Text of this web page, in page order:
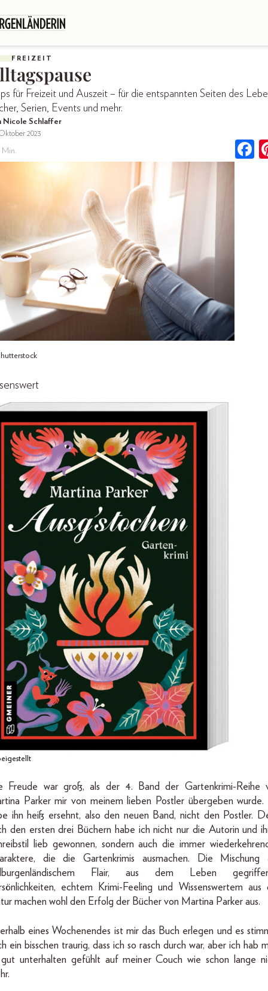
FREIZEIT
für Freizeit und Auszeit – für die entspannten Seiten des
Serien, Events und mehr.
Nicole Schlaffer
2023
Min.
Freude war groß, als der 4. Band der Gartenkrimi-Reihe
Parker mir von meinem lieben Postler übergeben wurde.
ihn heiß ersehnt, also den neuen Band, nicht den Postler.
den ersten drei Büchern habe ich nicht nur die Autorin und
lieb gewonnen, sondern auch die immer
die die Gartenkrimis ausmachen. Die Mischung
Flair, aus dem Leben
echtem Krimi-­Feeling und Wissenswertem aus
machen wohl den Erfolg der Bücher von Martina Parker aus.
eines Wochenendes ist mir das Buch erlegen und es
ein bisschen traurig, dass ich so rasch durch war, aber ich hab
unterhalten gefühlt auf meiner Couch wie schon lange